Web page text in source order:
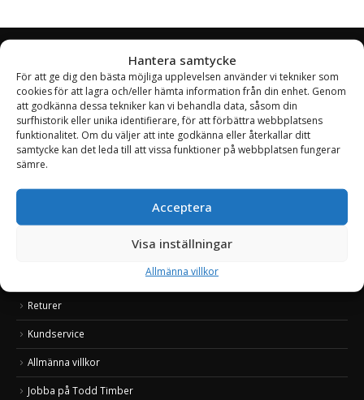
Hantera samtycke
För att ge dig den bästa möjliga upplevelsen använder vi tekniker som
cookies för att lagra och/eller hämta information från din enhet. Genom
att godkänna dessa tekniker kan vi behandla data, såsom din
surfhistorik eller unika identifierare, för att förbättra webbplatsens
funktionalitet. Om du väljer att inte godkänna eller återkallar ditt
samtycke kan det leda till att vissa funktioner på webbplatsen fungerar
sämre.
Acceptera
Visa inställningar
Allmänna villkor
OM TODD TIMBER
Todd Timber är en ny svensk marknadsplats som erbjuder ett stort
sortiment av produkter inom skog, lantbruk och entreprenad. Med
snabba och säkra leveranser, duktig kundsupport, attraktiva priser
samt spännande produkter hoppas vi att du som kund ska känna dig
välkommen. Todd Timber växer snabbt och vi fyller varje vecka på med
nya produkter, så besök oss ofta.
Returer
Kundservice
Allmänna villkor
Jobba på Todd Timber